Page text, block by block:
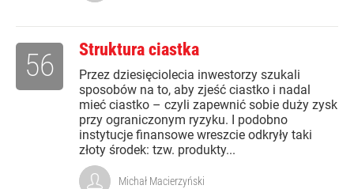
Struktura ciastka
Przez dziesięciolecia inwestorzy szukali
sposobów na to, aby zjeść ciastko i nadal
mieć ciastko – czyli zapewnić sobie duży zysk
przy ograniczonym ryzyku. I podobno
instytucje finansowe wreszcie odkryły taki
złoty środek: tzw. produkty...
56
Michał Macierzyński